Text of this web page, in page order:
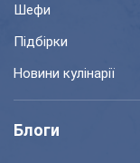
Шефи
Підбірки
Новини кулінарії
Блоги